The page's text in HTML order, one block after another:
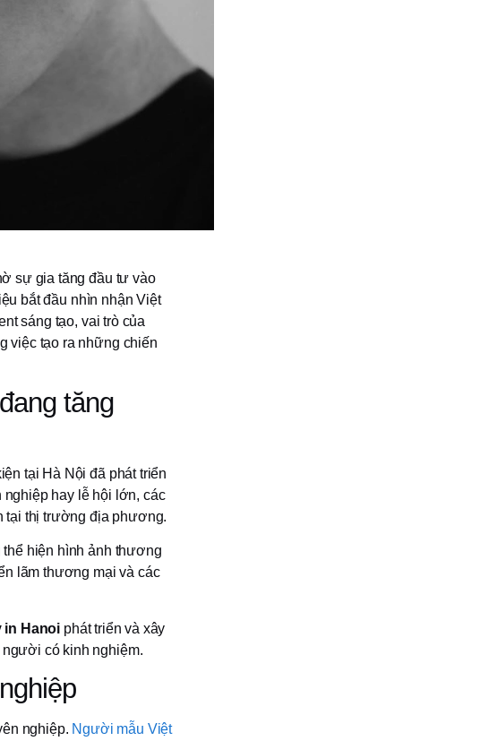
sự gia tăng đầu tư vào
bắt đầu nhìn nhận Việt
sáng tạo, vai trò của
việc tạo ra những chiến
tăng
tại Hà Nội đã phát triển
nghiệp hay lễ hội lớn, các
tại thị trường địa phương.
hiện hình ảnh thương
lãm thương mại và các
in Hanoi phát triển và xây
có kinh nghiệm.
nghiệp. Người mẫu Việt